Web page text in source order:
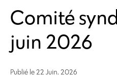
Comité
juin 2026
Publié le22 Juin. 2026